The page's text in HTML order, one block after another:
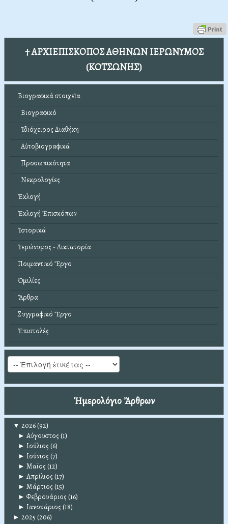
† ΑΡΧΙΕΠΙΣΚΟΠΟΣ ΑΘΗΝΩΝ ΙΕΡΩΝΥΜΟΣ
(ΚΟΤΣΩΝΗΣ)
Βιογραφικά στοιχεῖα
Βιογραφικό
Ἰδιόχειρος Διαθήκη
Αὐτοβιογραφικά
Προσωπικότητα
Νεκρολογίες
Ἐκλογή
Ἐκλογή Ἐπισκόπων
Ἱστορικά
Ἱερώνυμος - Δικτατορία
Ποιμαντικό Ἔργο
Ὁμιλίες
Ἄρθρα
Συγγραφικό Ἔργο
Ἐπιστολές
Ἡμερολόγιο Ἄρθρων
▼ 2026(92)
► Αύγουστος (1)
► Ιούλιος (6)
► Ιούνιος (7)
► Μαϊος (12)
► Απρίλιος (17)
► Μάρτιος (15)
► Φεβρουάριος (16)
► Ιανουάριος (18)
► 2025 (206)